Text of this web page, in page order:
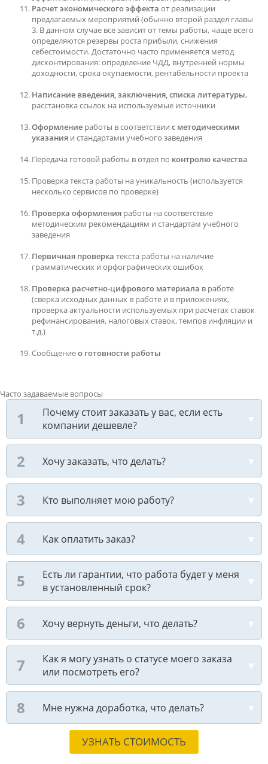
Расчет экономического эффекта от реализации
предлагаемых мероприятий (обычно второй раздел главы
3. В данном случае все зависит от темы работы, чаще всего
определяются резервы роста прибыли, снижения
себестоимости. Достаточно часто применяется метод
дисконтирования: определение ЧДД, внутренней нормы
доходности, срока окупаемости, рентабельности проекта
Написание введения, заключения, списка литературы,
расстановка ссылок на используемые источники
Оформление работы в соответствии с методическими
указания и стандартами учебного заведения
Передача готовой работы в отдел по контролю качества
Проверка текста работы на уникальность (используется
несколько сервисов по проверке)
Проверка оформления работы на соответствие
методическим рекомендациям и стандартам учебного
заведения
Первичная проверка текста работы на наличие
грамматических и орфографических ошибок
Проверка расчетно-цифрового материала в работе
(сверка исходных данных в работе и в приложениях,
проверка актуальности используемых при расчетах ставок
рефинансирования, налоговых ставок, темпов инфляции и
т.д.)
Сообщениео готовности работы
Часто задаваемые вопросы
Почему стоит заказать у вас, если есть
компании дешевле?
Хочу заказать, что делать?
Кто выполняет мою работу?
Как оплатить заказ?
Есть ли гарантии, что работа будет у меня
в установленный срок?
Хочу вернуть деньги, что делать?
Как я могу узнать о статусе моего заказа
или посмотреть его?
Мне нужна доработка, что делать?
УЗНАТЬ СТОИМОСТЬ